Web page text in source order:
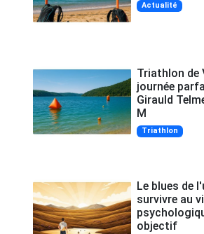
Actualité
Triathlon de
journée
Girauld
M
Triathlon
Le blues de
survivre au
objectif